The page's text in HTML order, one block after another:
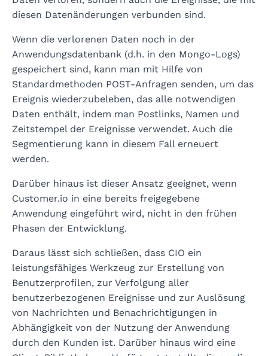
diesen Datenänderungen verbunden sind.
Wenn die verlorenen Daten noch in der
Anwendungsdatenbank (d.h. in den Mongo-Logs)
gespeichert sind, kann man mit Hilfe von
Standardmethoden POST-Anfragen senden, um das
Ereignis wiederzubeleben, das alle notwendigen
Daten enthält, indem man Postlinks, Namen und
Zeitstempel der Ereignisse verwendet. Auch die
Segmentierung kann in diesem Fall erneuert
werden.
Darüber hinaus ist dieser Ansatz geeignet, wenn
Customer.io in eine bereits freigegebene
Anwendung eingeführt wird, nicht in den frühen
Phasen der Entwicklung.
Daraus lässt sich schließen, dass CIO ein
leistungsfähiges Werkzeug zur Erstellung von
Benutzerprofilen, zur Verfolgung aller
benutzerbezogenen Ereignisse und zur Auslösung
von Nachrichten und Benachrichtigungen in
Abhängigkeit von der Nutzung der Anwendung
durch den Kunden ist. Darüber hinaus wird eine